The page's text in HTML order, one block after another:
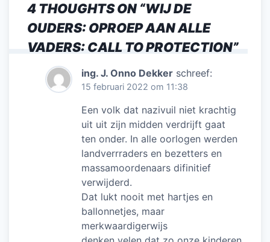
4 THOUGHTS ON “WIJ DE
OUDERS: OPROEP AAN ALLE
VADERS: CALL TO PROTECTION”
ing. J. Onno Dekker schreef:
15 februari 2022 om 11:38
Een volk dat nazivuil niet krachtig
uit uit zijn midden verdrijft gaat
ten onder. In alle oorlogen werden
landverrraders en bezetters en
massamoordenaars difinitief
verwijderd.
Dat lukt nooit met hartjes en
ballonnetjes, maar
merkwaardigerwijs